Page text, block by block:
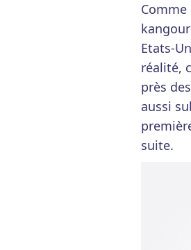
Etats-
réalité,
près
aussi
suite.